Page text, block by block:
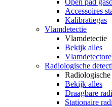
Open pad
Accessoires
Kalibratiegas
Vlamdetectie
Vlamdetectie
Bekijk alles
Radiologische
Radiologische
Bekijk alles
Draagbare
Stationaire